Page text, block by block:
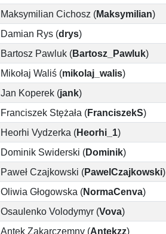
Maksymilian Cichosz (Maksymilian)
Damian Rys (drys)
Bartosz Pawluk (Bartosz_Pawluk)
Mikołaj Waliś (mikolaj_walis)
Jan Koperek (jank)
Franciszek Stężała (FranciszekS)
Heorhi Vydzerka (Heorhi_1)
Dominik Świderski (Dominik)
Paweł Czajkowski (PawelCzajkowski)
Oliwia Głogowska (NormaCenva)
Osaulenko Volodymyr (Vova)
Antek Zakarczemny (Antekzz)